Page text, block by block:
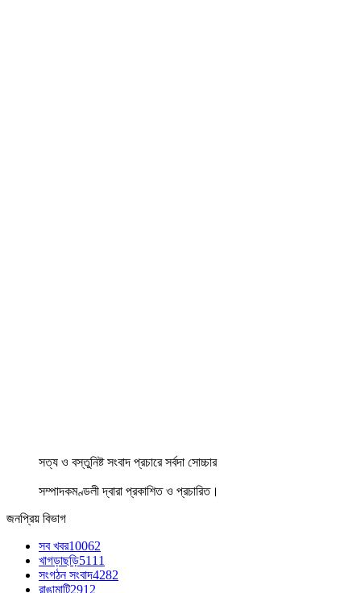
সত্য ও বস্তুনিষ্ট সংবাদ প্রচারে সর্বদা সোচ্চার
সম্পাদকমণ্ডলী দ্বারা প্রকাশিত ও প্রচারিত।
জনপ্রিয় বিভাগ
সব খবর10062
খাগড়াছড়ি5111
সংগঠন সংবাদ4282
রাঙামাটি2912